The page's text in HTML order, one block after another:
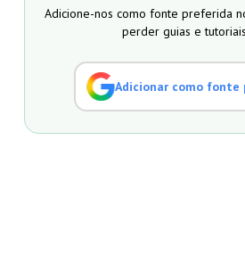
Adicione-nos como fonte preferida
perder guias e
Adicionar como fonte